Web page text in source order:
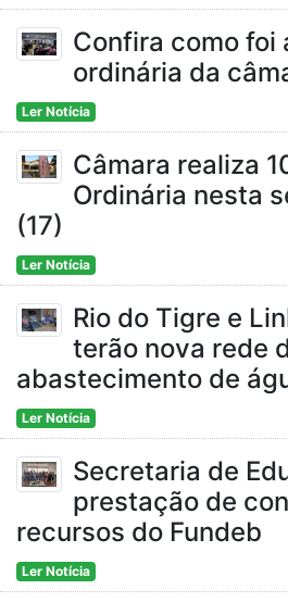
Confira como foi
ordinária da
Ler Notícia
Câmara realiza
Ordinária nesta
(17)
Ler Notícia
Rio do Tigre e
terão nova rede
abastecimento de
Ler Notícia
Secretaria de
prestação de
recursos do Fundeb
Ler Notícia